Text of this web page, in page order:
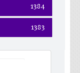
بهمن
اسفند
آذر
دی
بهمن
مهر
آبان
آذر
دی
بهمن
مرداد
شهريور
مهر
آبان
آذر
خرداد
تير
مرداد
شهريور
مهر
فروردين
ارديبهشت
خرداد
تير
مرداد
1384
فروردين
ارديبهشت
خرداد
1383
فروردين